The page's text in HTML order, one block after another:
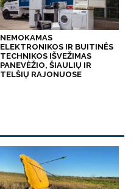
NEMOKAMAS
ELEKTRONIKOS IR BUITINĖS
TECHNIKOS IŠVEŽIMAS
PANEVĖŽIO, ŠIAULIŲ IR
TELŠIŲ RAJONUOSE